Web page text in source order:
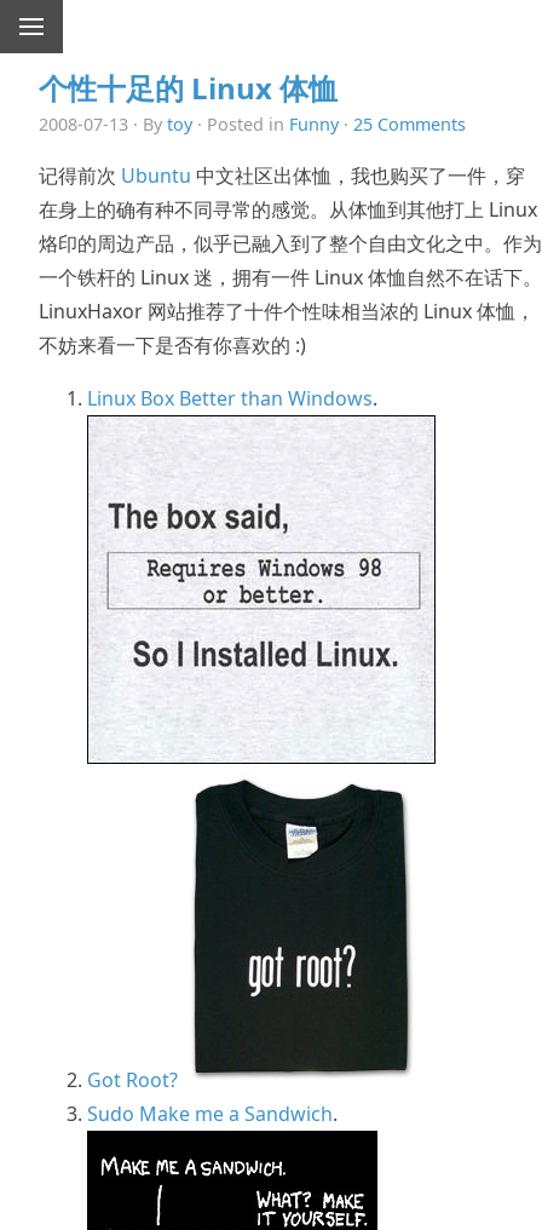
个性十足的 Linux 体恤
2008-07-13 · By toy· Posted in Funny· 25 Comments
记得前次 Ubuntu 中文社区出体恤，我也购买了一件，穿
在身上的确有种不同寻常的感觉。从体恤到其他打上 Linux
烙印的周边产品，似乎已融入到了整个自由文化之中。作为
一个铁杆的 Linux 迷，拥有一件 Linux 体恤自然不在话下。
LinuxHaxor 网站推荐了十件个性味相当浓的 Linux 体恤，
不妨来看一下是否有你喜欢的 :)
Linux Box Better than Windows.
Got Root?
Sudo Make me a Sandwich.